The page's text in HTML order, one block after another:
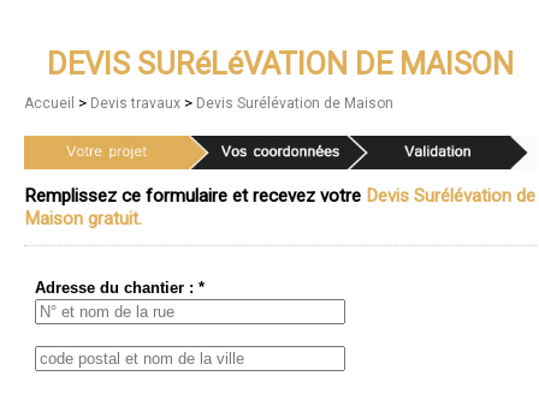
DEVIS SURéLéVATION DE MAISON
Accueil > Devis travaux > Devis Surélévation de Maison
Remplissez ce formulaire et recevez votre Devis Surélévation de
Maison gratuit.
Adresse du chantier : *